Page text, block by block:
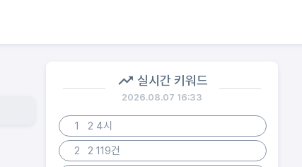
실시간 키워드
2026.08.07 16:33
1
2 4시
2
2 119건